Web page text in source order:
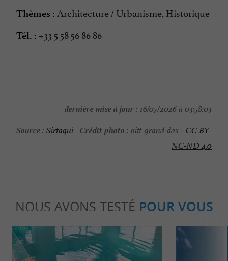
Thèmes : Architecture / Urbanisme, Historique
Tél. : +33 5 58 56 86 86
dernière mise à jour : 16/07/2026 à 03:58:03
Source : Sirtaqui-Crédit photo : oitt-grand-dax -CC BY-
NC-ND 4.0
NOUS AVONS TESTÉ POUR VOUS